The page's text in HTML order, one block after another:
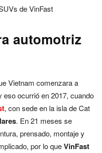
de VinFast
automotriz
Vietnam comenzara a
ocurrió en 2017, cuando
, con sede en la isla de Cat
. En 21 meses se
prensado, montaje y
por lo queVinFast